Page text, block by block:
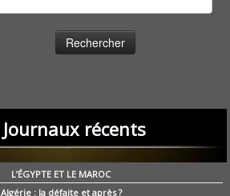
Journaux récents
L’ÉGYPTE ET LE MAROC
Algérie : la défaite et après ?